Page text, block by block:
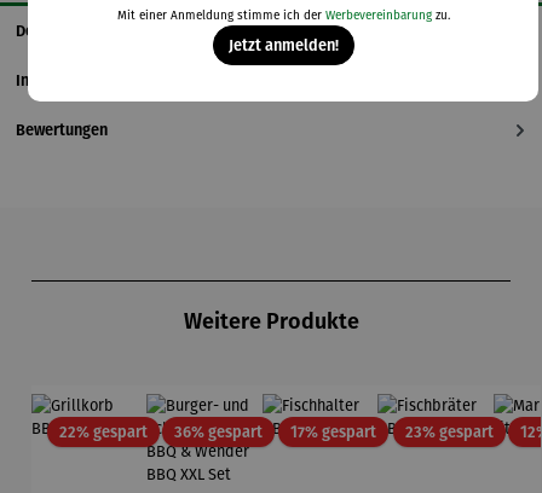
Details
Informationen zum Hersteller
Bewertungen
Weitere Produkte
22% gespartRabatt36% gespartRabatt17% gespartRabatt23% gespartRabatt
Mit einer Anmeldung stimme ich der Werbevereinbarungzu.
Jetzt anmelden!